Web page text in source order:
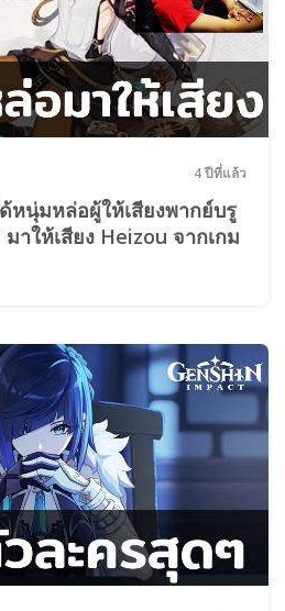
4 ปีที่แล้ว
หนุ่มหล่อผู้ให้เสียงพากย์บรู
าให้เสียง Heizou จากเกม